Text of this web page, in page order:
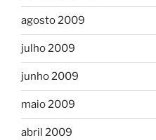
agosto 2009
julho 2009
junho 2009
maio 2009
abril 2009